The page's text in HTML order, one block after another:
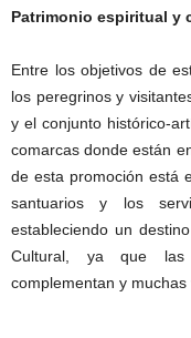
Patrimonio espiritual y
Entre los objetivos de
los peregrinos y
y el conjunto histórico-
comarcas donde están
de esta promoción está
santuarios y los
estableciendo un
Cultural, ya que las
complementan y muchas